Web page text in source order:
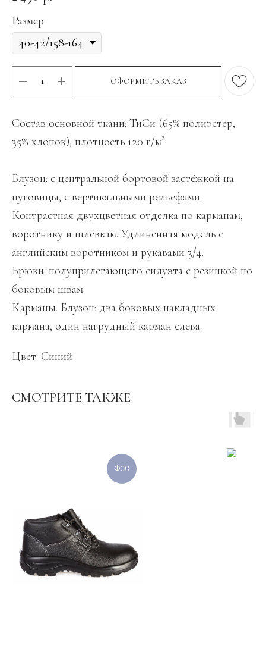
Размер
ОФОРМИТЬ ЗАКАЗ
Состав основной ткани: ТиСи (65% полиэстер,
35% хлопок), плотность 120 г/м²
Блузон: с центральной бортовой застёжкой на
пуговицы, с вертикальными рельефами.
Контрастная двухцветная отделка по карманам,
воротнику и шлёвкам. Удлиненная модель с
английским воротником и рукавами 3/4.
Брюки: полуприлегающего силуэта с резинкой по
боковым швам.
Карманы. Блузон: два боковых накладных
кармана, один нагрудный карман слева.
Цвет: Синий
СМОТРИТЕ ТАКЖЕ
ФСС